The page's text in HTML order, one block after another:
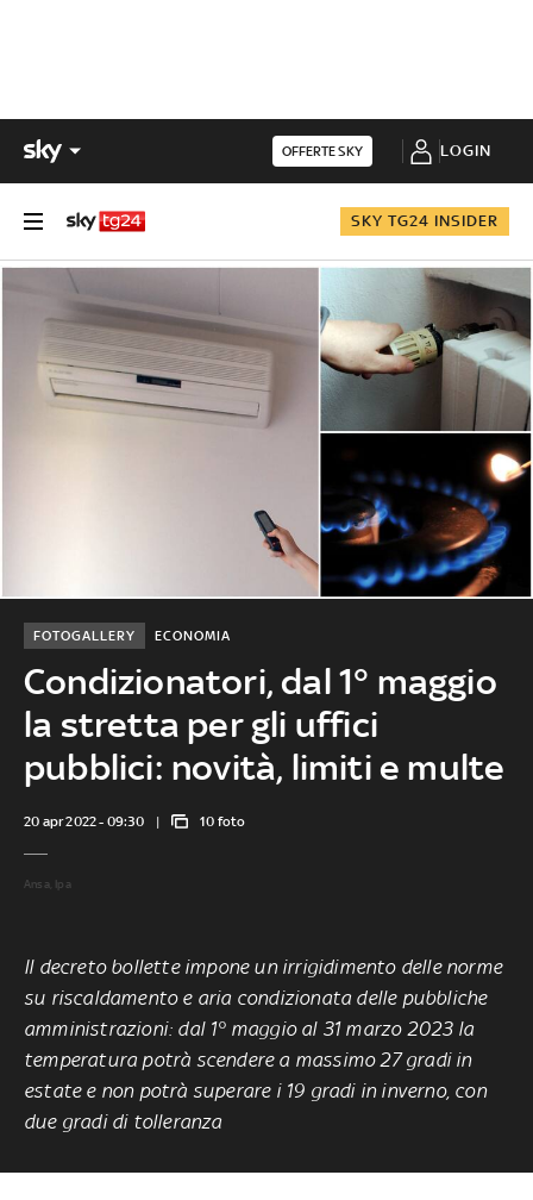
OFFERTE SKY LOGIN
SKY TG24 INSIDER
Condizionatori, dal 1° maggio
la stretta per gli uffici
pubblici: novità, limiti e multe
ECONOMIA
FOTOGALLERY
20 apr 2022 - 09:30 10 foto
Ansa, Ipa
Il decreto bollette impone un irrigidimento delle norme
su riscaldamento e aria condizionata delle pubbliche
amministrazioni: dal 1° maggio al 31 marzo 2023 la
temperatura potrà scendere a massimo 27 gradi in
estate e non potrà superare i 19 gradi in inverno, con
due gradi di tolleranza